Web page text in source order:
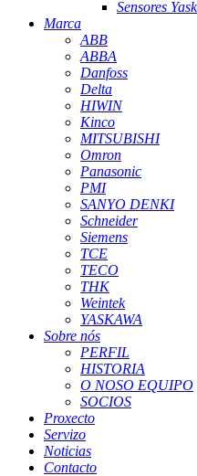
Sensores
Marca
ABB
ABBA
Danfoss
Delta
HIWIN
Kinco
MITSUBISHI
Omron
Panasonic
PMI
SANYO DENKI
Schneider
Siemens
TCE
TECO
THK
Weintek
YASKAWA
Sobre nós
PERFIL
HISTORIA
O NOSO EQUIPO
SOCIOS
Proxecto
Servizo
Noticias
Contacto